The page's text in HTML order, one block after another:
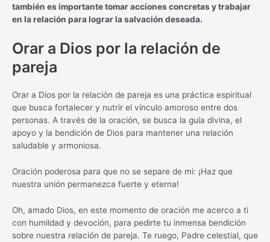
también es importante tomar acciones concretas y trabajar
en la relación para lograr la salvación deseada.
Orar a Dios por la relación de
pareja
Orar a Dios por la relación de pareja es una práctica espiritual
que busca fortalecer y nutrir el vínculo amoroso entre dos
personas. A través de la oración, se busca la guía divina, el
apoyo y la bendición de Dios para mantener una relación
saludable y armoniosa.
Oración poderosa para que no se separe de mi: ¡Haz que
nuestra unión permanezca fuerte y eterna!
Oh, amado Dios, en este momento de oración me acerco a ti
con humildad y devoción, para pedirte tu inmensa bendición
sobre nuestra relación de pareja. Te ruego, Padre celestial, que